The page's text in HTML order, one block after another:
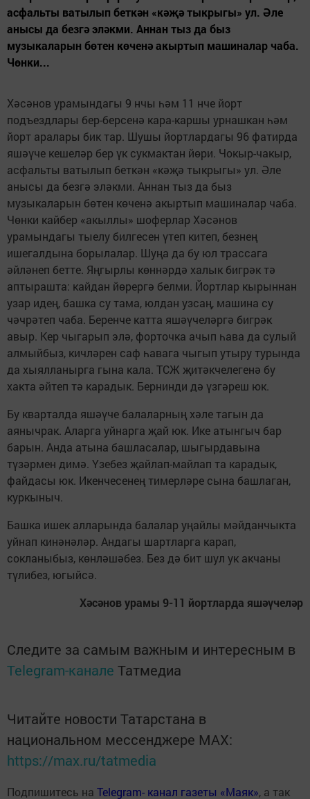
асфальты ватылып беткән «кәҗә тыкрыгы» ул. Әле
анысы да безгә эләкми. Аннан тыз да быз
музыкаларын бөтен көченә акыртып машиналар чаба.
Чөнки...
Хәсәнов урамындагы 9 нчы һәм 11 нче йорт
подъездлары бер-берсенә кара-каршы урнашкан һәм
йорт аралары бик тар. Шушы йортлардагы 96 фатирда
яшәүче кешеләр бер үк сукмактан йөри. Чокыр-чакыр,
асфальты ватылып беткән «кәҗә тыкрыгы» ул. Әле
анысы да безгә эләкми. Аннан тыз да быз
музыкаларын бөтен көченә акыртып машиналар чаба.
Чөнки кайбер «акыллы» шоферлар Хәсәнов
урамындагы тыелу билгесен үтеп китеп, безнең
ишегалдына борылалар. Шуңа да бу юл трассага
әйләнеп бетте. Яңгырлы көннәрдә халык бигрәк тә
аптырашта: кайдан йөрергә белми. Йортлар кырыннан
узар идең, башка су тама, юлдан узсаң, машина су
чәчрәтеп чаба. Беренче катта яшәүчеләргә бигрәк
авыр. Кер чыгарып элә, форточка ачып һава да сулый
алмыйбыз, кичләрен саф һавага чыгып утыру турында
да хыялланырга гына кала. ТСЖ җитәкчелегенә бу
хакта әйтеп тә карадык. Бернинди дә үзгәреш юк.
Бу кварталда яшәүче балаларның хәле тагын да
аянычрак. Аларга уйнарга җай юк. Ике атынгыч бар
барын. Анда атына башласалар, шыгырдавына
түзәрмен димә. Үзебез җайлап-майлап та карадык,
файдасы юк. Икенчесенең тимерләре сына башлаган,
куркыныч.
Башка ишек алларында балалар уңайлы мәйданчыкта
уйнап кинәнәләр. Андагы шартларга карап,
сокланыбыз, көнләшәбез. Без дә бит шул ук акчаны
түлибез, югыйсә.
Хәсәнов урамы 9-11 йортларда яшәүчеләр
Следите за самым важным и интересным в
Telegram-канале Татмедиа
Читайте новости Татарстана в
национальном мессенджере MАХ:
https://max.ru/tatmedia
Подпишитесь на Telegram- канал газеты «Маяк», а так